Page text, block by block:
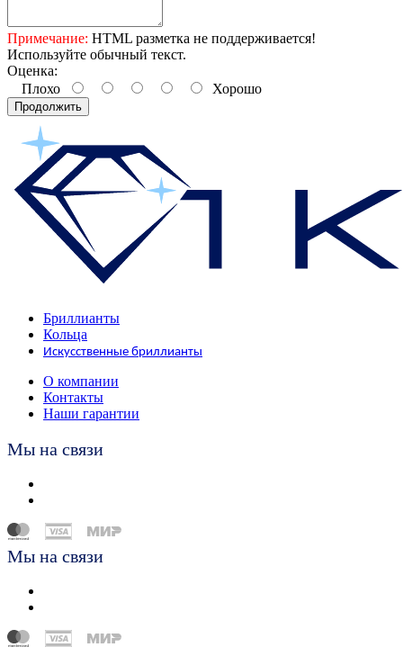
Примечание: HTML разметка не поддерживается!
Используйте обычный текст.
Оценка:
Плохо
Хорошо
Продолжить
Бриллианты
Кольца
Искусственные бриллианты
О компании
Контакты
Наши гарантии
Мы на связи
Мы на связи